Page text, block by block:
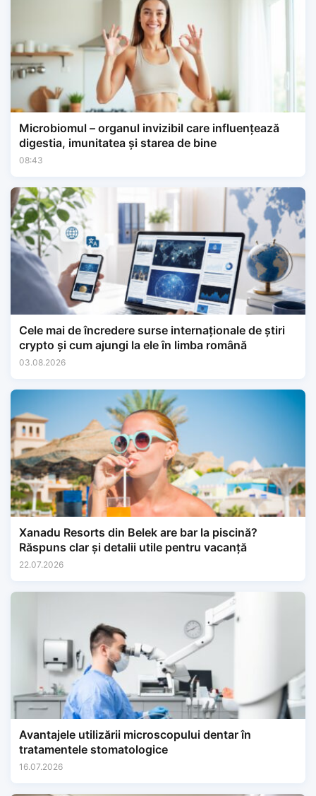
Microbiomul – organul invizibil care influențează
digestia, imunitatea și starea de bine
08:43
Cele mai de încredere surse internaționale de știri
crypto și cum ajungi la ele în limba română
03.08.2026
Xanadu Resorts din Belek are bar la piscină?
Răspuns clar și detalii utile pentru vacanță
22.07.2026
Avantajele utilizării microscopului dentar în
tratamentele stomatologice
16.07.2026